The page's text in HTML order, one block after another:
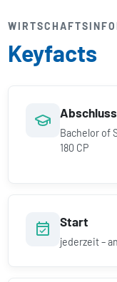
Keyfacts
Abschluss
Bachelor of
180 CP
Start
jederzeit –